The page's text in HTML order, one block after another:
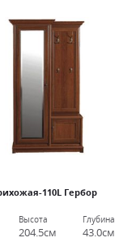
110L Гербор
Высота
204.5см
Глубина
43.0см